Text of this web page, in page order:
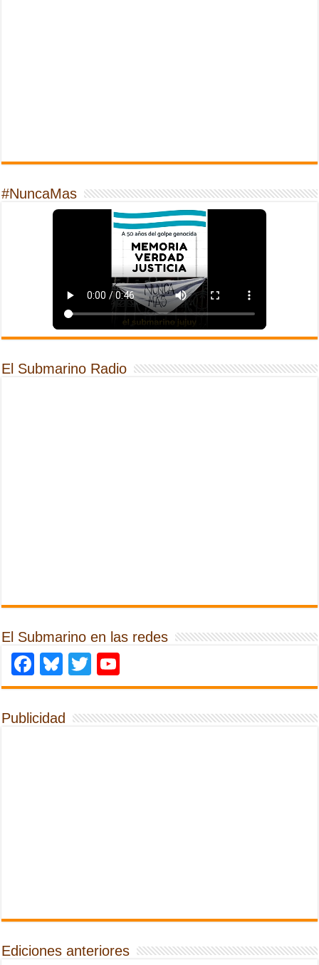
#NuncaMas
El Submarino Radio
El Submarino en las redes
Facebook
Bluesky
Twitter
Publicidad
Ediciones anteriores